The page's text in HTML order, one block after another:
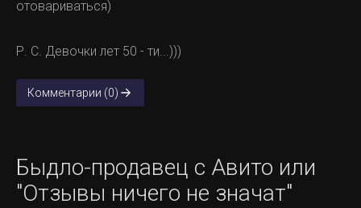
отовариваться)
Р. С. Девочки лет 50 - ти...)))
Комментарии (0)
Быдло-продавец с Авито или
"Отзывы ничего не значат"